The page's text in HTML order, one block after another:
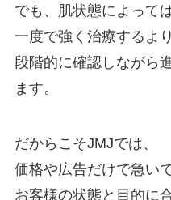
でも、肌状態によっては
一度で強く治療するより
段階的に確認しながら
ます。
だからこそJMJでは、
価格や広告だけで急い
お客様の状態と目的に